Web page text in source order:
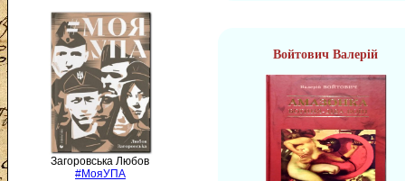
Загоровська Любов
#МояУПА
Войтович Валерій